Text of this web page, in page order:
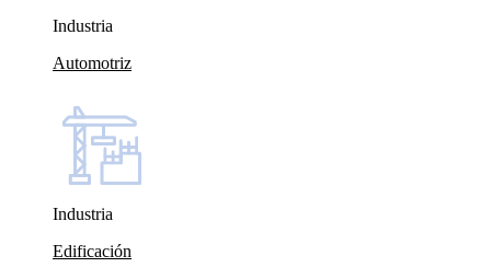
Industria
Automotriz
Industria
Edificación